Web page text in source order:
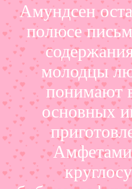
Амундсен
полюсе
молодцы
понимают
основных